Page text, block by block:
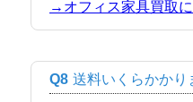
→オフィス家具買取
Q8 送料いくらかかり